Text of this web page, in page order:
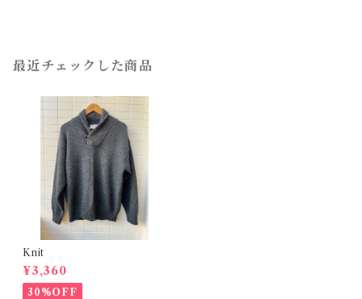
最近チェックした商品
Knit
¥3,360
30%OFF